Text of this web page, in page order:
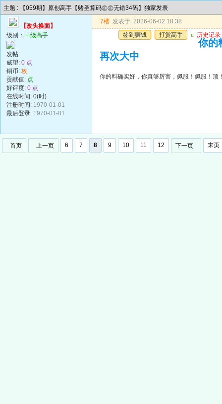
主题 : 【059期】原创高手【赌圣算码㊣㊣无错34码】独家发表
【改头换面】
级别： 一级高手
发帖:
威望: 0 点
铜币: 枚
贡献值: 点
好评度: 0 点
在线时间: 0(时)
注册时间: 1970-01-01
最后登录: 1970-01-01
7楼 发表于: 2026-06-02 18:38
签到赚钱
打赏高手 u 历史记录
你的
再次大中
你的料确实好，你真够厉害，佩服！佩服！顶
首页 上一页 6 7 8 9 10 11 12 下一页 末页